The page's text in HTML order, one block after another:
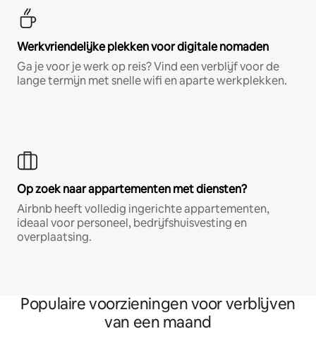
Werkvriendelijke plekken voor digitale nomaden
Ga je voor je werk op reis? Vind een verblijf voor de
lange termijn met snelle wifi en aparte werkplekken.
Op zoek naar appartementen met diensten?
Airbnb heeft volledig ingerichte appartementen,
ideaal voor personeel, bedrijfshuisvesting en
overplaatsing.
Populaire voorzieningen voor verblijven
van een maand